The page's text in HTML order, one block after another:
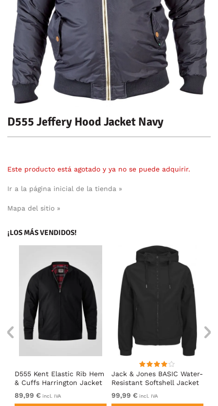
D555 Jeffery Hood Jacket Navy
Este producto está agotado y ya no se puede adquirir.
Ir a la página inicial de la tienda »
Mapa del sitio »
¡LOS MÁS VENDIDOS!
D555 Kent Elastic Rib Hem
& Cuffs Harrington Jacket
Black
89,99 € incl. IVA
Jack & Jones BASIC Water-
Resistant Softshell Jacket
Black
99,99 € incl. IVA